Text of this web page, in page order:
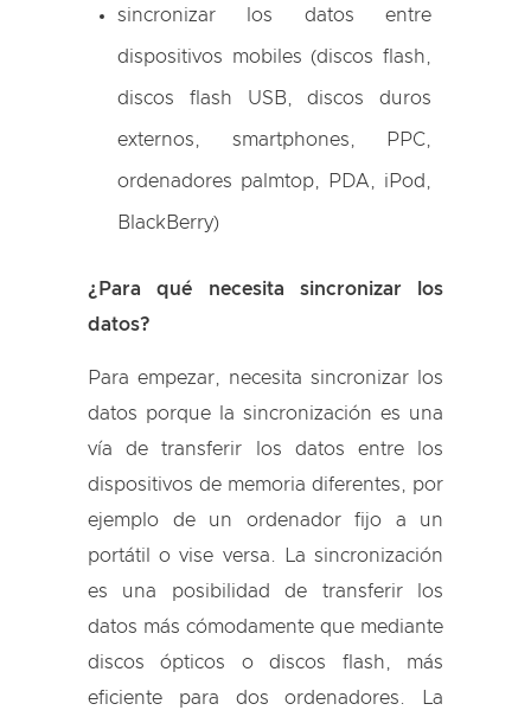
sincronizar los datos entre
dispositivos mobiles (discos flash,
discos flash USB, discos duros
externos, smartphones, PPC,
ordenadores palmtop, PDA, iPod,
BlackBerry)
¿Para qué necesita sincronizar los
datos?
Para empezar, necesita sincronizar los
datos porque la sincronización es una
vía de transferir los datos entre los
dispositivos de memoria diferentes, por
ejemplo de un ordenador fijo a un
portátil o vise versa. La sincronización
es una posibilidad de transferir los
datos más cómodamente que mediante
discos ópticos o discos flash, más
eficiente para dos ordenadores. La